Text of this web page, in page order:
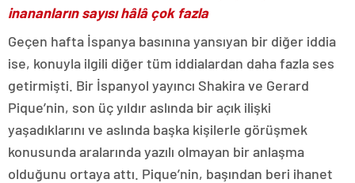
inananların sayısı hâlâ çok fazla
Geçen hafta İspanya basınına yansıyan bir diğer iddia
ise, konuyla ilgili diğer tüm iddialardan daha fazla ses
getirmişti. Bir İspanyol yayıncı Shakira ve Gerard
Pique’nin, son üç yıldır aslında bir açık ilişki
yaşadıklarını ve aslında başka kişilerle görüşmek
konusunda aralarında yazılı olmayan bir anlaşma
olduğunu ortaya attı. Pique’nin, başından beri ihanet